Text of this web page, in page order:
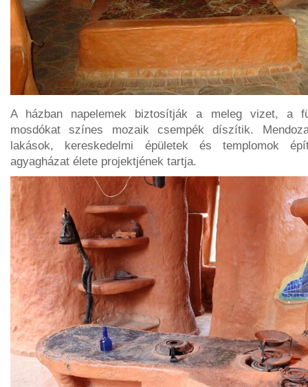
A házban napelemek biztosítják a meleg vizet, a
mosdókat színes mozaik csempék díszítik.
lakások, kereskedelmi épületek és templomok
agyagházat élete projektjének tartja.